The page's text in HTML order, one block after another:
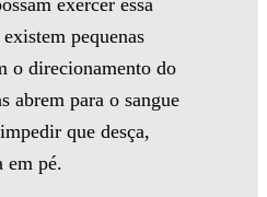
exercer essa
pequenas
o direcionamento do
abrem para o sangue
que desça,
em pé.